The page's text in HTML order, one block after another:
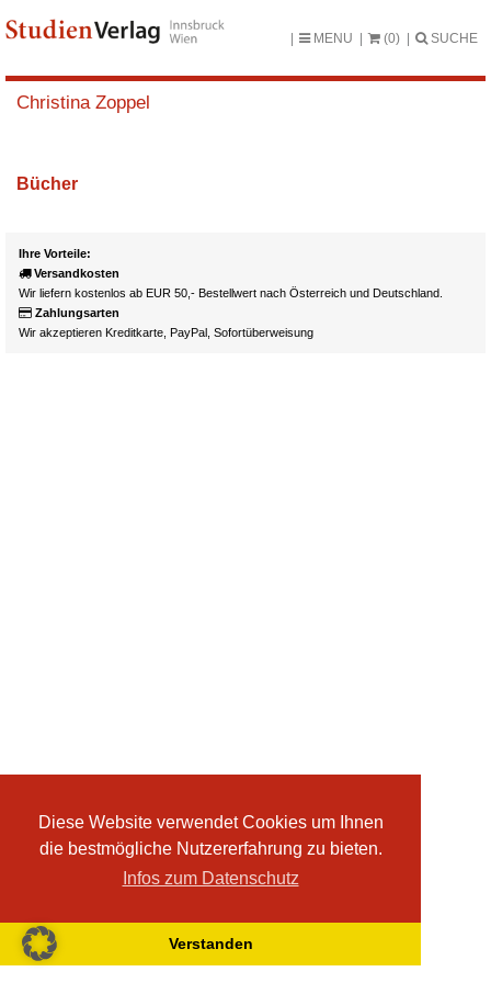
Diese Website verwendet Cookies um Ihnen
die bestmögliche Nutzererfahrung zu bieten.
Infos zum Datenschutz
Verstanden
MENU (0) SUCHE
Christina Zoppel
Bücher
Ihre Vorteile:
Versandkosten
Wir liefern kostenlos ab EUR 50,- Bestellwert nach Österreich und Deutschland.
Zahlungsarten
Wir akzeptieren Kreditkarte, PayPal, Sofortüberweisung